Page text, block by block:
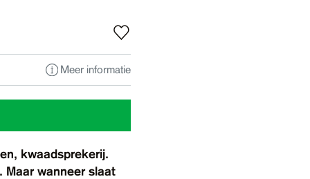
Meer informatie
kwaadsprekerij.
wanneer slaat